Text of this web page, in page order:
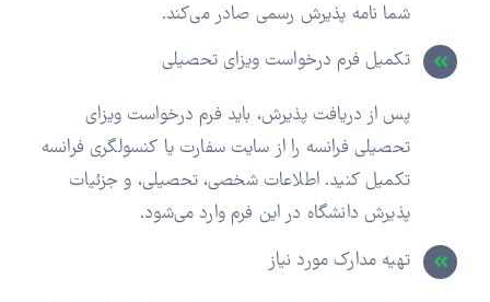
شما نامه پذیرش رسمی صادر می‌کند.
تکمیل فرم درخواست ویزای تحصیلی
پس از دریافت پذیرش، باید فرم درخواست ویزای
تحصیلی فرانسه را از سایت سفارت یا کنسولگری فرانسه
تکمیل کنید. اطلاعات شخصی، تحصیلی، و جزئیات
پذیرش دانشگاه در این فرم وارد می‌شود.
تهیه مدارک مورد نیاز